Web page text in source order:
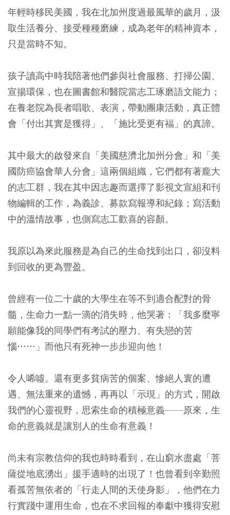
年輕時移民美國，我在北加州度過最風華的歲月，汲
取生活養分、接受種種磨練，成為老年的精神資本，
只是當時不知。
孩子讀高中時我陪著他們參與社會服務、打掃公園、
宣揚環保，也在圖書館和醫院當志工琢磨語文能力；
在養老院為長者唱歌、表演，帶動團康活動，真正體
會「付出其實是獲得」、「施比受更有福」的真諦。
其中最大的啟發來自「美國慈濟北加州分會」和「美
國防癌協會華人分會」這兩個組織，它們都有著龐大
的志工群，我在其中因志趣而選擇了影視文宣組和刊
物編輯的工作，為義診、募款寫報導和紀錄；寫活動
中的溫情故事，也側寫志工歡喜的容顏。
我原以為來此服務是為自己的生命找到出口，卻沒料
到回收的更為豐盈。
曾經有一位二十歲的大學生在等不到適合配對的骨
髓，生命力一點一滴的消失時，他哭著：「我多麼寧
願能像我的同學們有考試的壓力、有失戀的苦
惱……」而他只有死神一步步迎向他！
令人唏噓。還有更多貧病苦的個案、慘絕人寰的遭
遇、無法重來的遺憾，再再以「示現」的方式，開啟
我們的心靈視野，思索生命的積極意義——原來，生
命的意義就是讓別人的生命有意義！
尚未有宗教信仰的我也時時看到，在山窮水盡處「菩
薩從地底湧出」援手適時的出現了！也曾看到辛勤照
看孤苦無依者的「行走人間的天使身影」，他們在力
行實踐中運用生命，也在不求回報的奉獻中獲得安慰